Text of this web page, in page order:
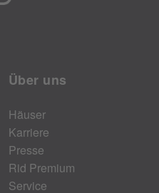
Über uns
Häuser
Karriere
Presse
Rid Premium
Service